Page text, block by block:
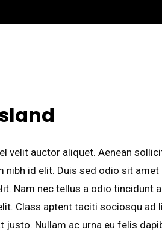
velit auctor aliquet. Aenean
nibh id elit. Duis sed odio sit
Nam nec tellus a odio tincidunt
Class aptent taciti sociosqu ad
justo. Nullam ac urna eu felis